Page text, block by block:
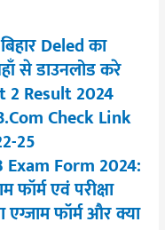
Deled का
से डाउनलोड करे
Result 2024
Check Link
25
Form 2024:
फॉर्म एवं परीक्षा
एग्जाम फॉर्म और क्या